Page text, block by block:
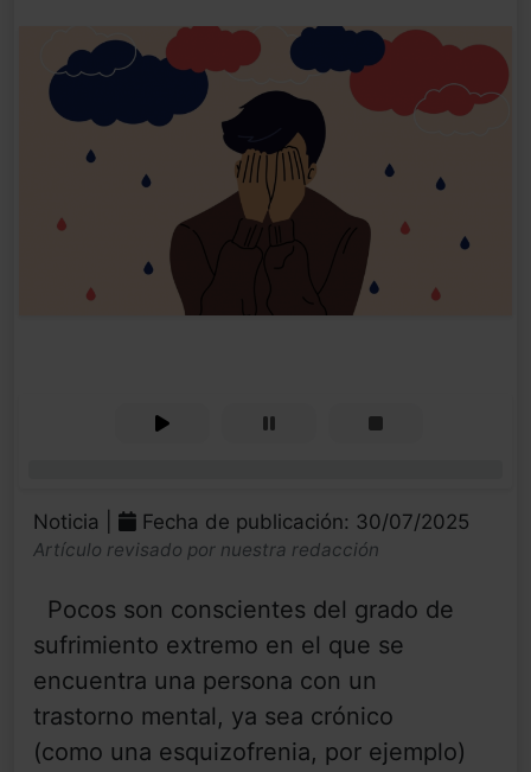
Noticia | Fecha de publicación: 30/07/2025
Artículo revisado por nuestra redacción
Pocos son conscientes del grado de
sufrimiento extremo en el que se
encuentra una persona con un
trastorno mental, ya sea crónico
(como una esquizofrenia, por ejemplo)